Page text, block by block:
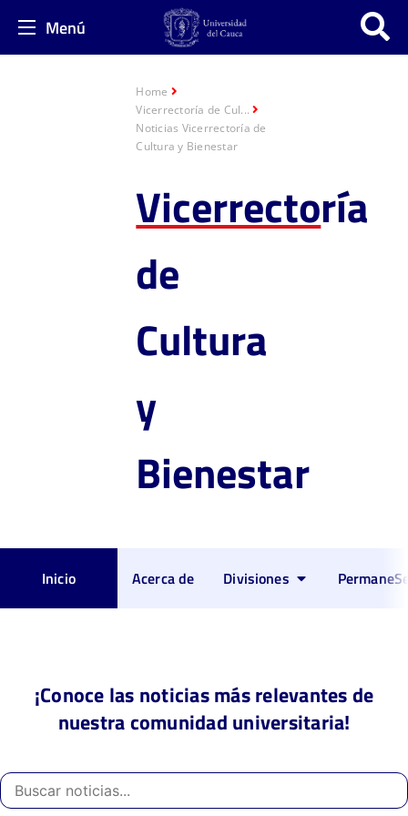
Menú
Home
Vicerrectoría de Cul...
Noticias Vicerrectoría de
Cultura y Bienestar
Vicerrectoría
de
Cultura
y
Bienestar
Inicio Acerca de Divisiones
¡Conoce las noticias más relevantes de
nuestra comunidad universitaria!